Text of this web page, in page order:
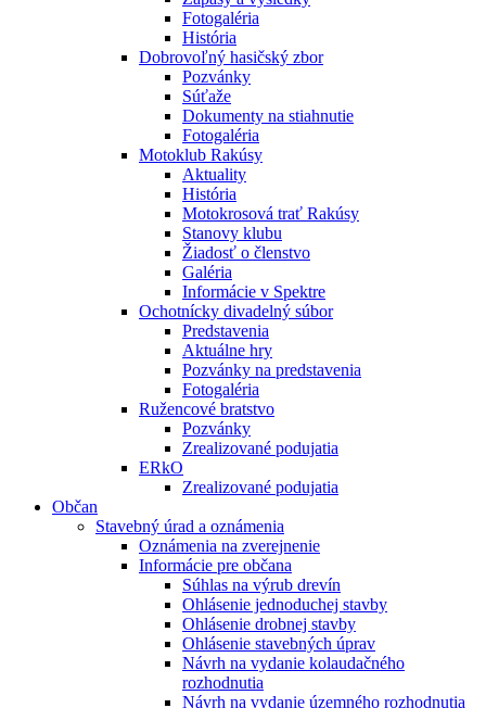
Fotogaléria
História
Dobrovoľný hasičský zbor
Pozvánky
Súťaže
Dokumenty na stiahnutie
Fotogaléria
Motoklub Rakúsy
Aktuality
História
Motokrosová trať Rakúsy
Stanovy klubu
Žiadosť o členstvo
Galéria
Informácie v Spektre
Ochotnícky divadelný súbor
Predstavenia
Aktuálne hry
Pozvánky na predstavenia
Fotogaléria
Ružencové bratstvo
Pozvánky
Zrealizované podujatia
ERkO
Zrealizované podujatia
Občan
Stavebný úrad a oznámenia
Oznámenia na zverejnenie
Informácie pre občana
Súhlas na výrub drevín
Ohlásenie jednoduchej stavby
Ohlásenie drobnej stavby
Ohlásenie stavebných úprav
Návrh na vydanie kolaudačného
rozhodnutia
Návrh na vydanie územného rozhodnutia